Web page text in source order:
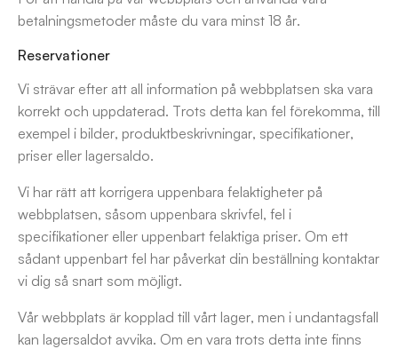
betalningsmetoder måste du vara minst 18 år.
Reservationer
Vi strävar efter att all information på webbplatsen ska vara
korrekt och uppdaterad. Trots detta kan fel förekomma, till
exempel i bilder, produktbeskrivningar, specifikationer,
priser eller lagersaldo.
Vi har rätt att korrigera uppenbara felaktigheter på
webbplatsen, såsom uppenbara skrivfel, fel i
specifikationer eller uppenbart felaktiga priser. Om ett
sådant uppenbart fel har påverkat din beställning kontaktar
vi dig så snart som möjligt.
Vår webbplats är kopplad till vårt lager, men i undantagsfall
kan lagersaldot avvika. Om en vara trots detta inte finns